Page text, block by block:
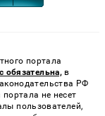
портала
обязательна, в
РФ
не несет
пользователей,